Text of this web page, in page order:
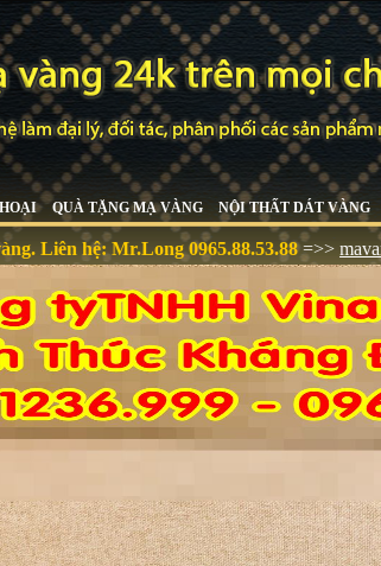
QUÀ TẶNG MẠ VÀNG NỘI THẤT DÁT VÀNG
0965.88.53.88=>>